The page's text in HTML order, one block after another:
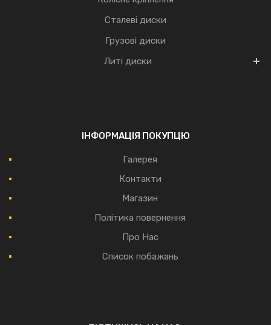
Сталеві диски
Грузові диски
Литі диски
ІНФОРМАЦІЯ ПОКУПЦЮ
Галерея
Контакти
Магазин
Політика повернення
Про Нас
Список побажань